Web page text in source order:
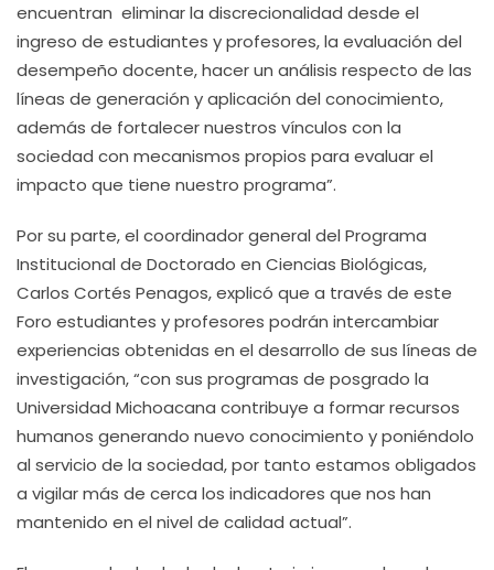
encuentran eliminar la discrecionalidad desde el
ingreso de estudiantes y profesores, la evaluación del
desempeño docente, hacer un análisis respecto de las
líneas de generación y aplicación del conocimiento,
además de fortalecer nuestros vínculos con la
sociedad con mecanismos propios para evaluar el
impacto que tiene nuestro programa”.
Por su parte, el coordinador general del Programa
Institucional de Doctorado en Ciencias Biológicas,
Carlos Cortés Penagos, explicó que a través de este
Foro estudiantes y profesores podrán intercambiar
experiencias obtenidas en el desarrollo de sus líneas de
investigación, “con sus programas de posgrado la
Universidad Michoacana contribuye a formar recursos
humanos generando nuevo conocimiento y poniéndolo
al servicio de la sociedad, por tanto estamos obligados
a vigilar más de cerca los indicadores que nos han
mantenido en el nivel de calidad actual”.